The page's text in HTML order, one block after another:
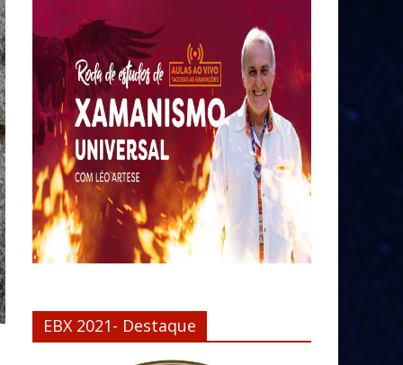
EBX 2021- Destaque